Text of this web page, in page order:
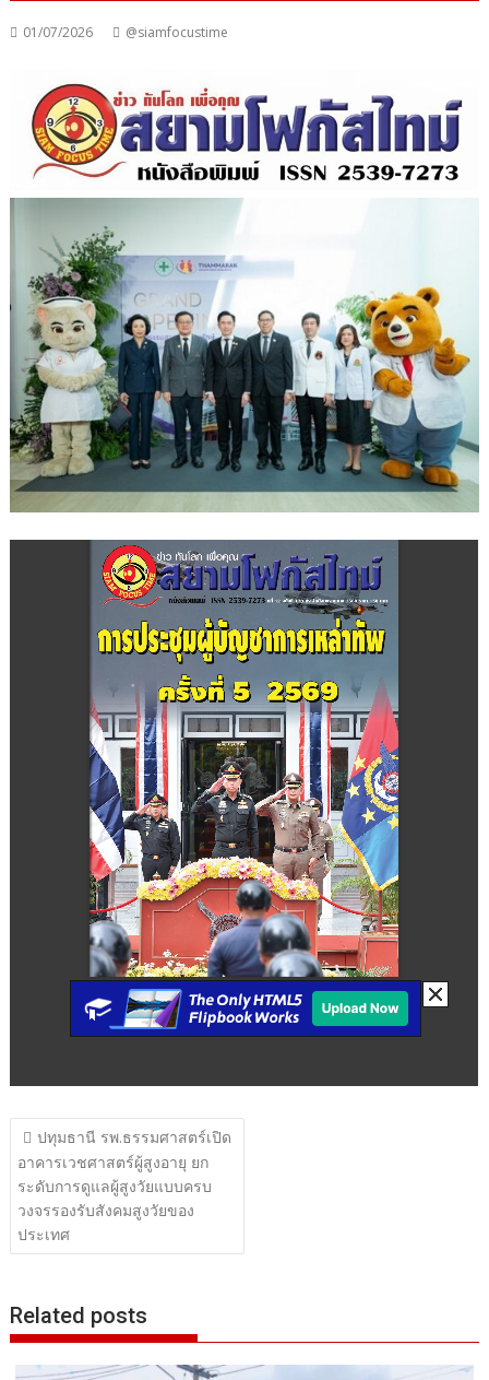
01/07/2026 @siamfocustime
แนะแนว
เรื่อง
ปทุมธานี รพ.ธรรมศาสตร์เปิด
อาคารเวชศาสตร์ผู้สูงอายุ ยก
ระดับการดูแลผู้สูงวัยแบบครบ
วงจรรองรับสังคมสูงวัยของ
ประเทศ
Related posts